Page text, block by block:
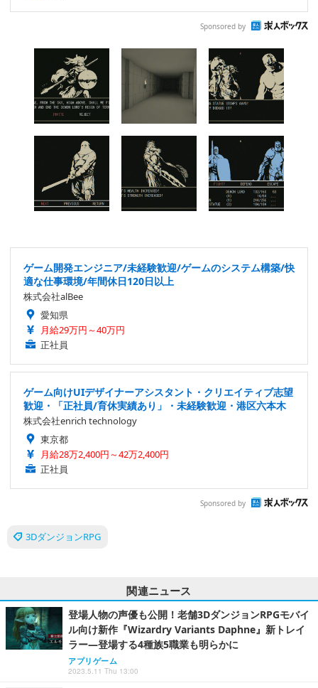
Sponsored by
ゲーム開発エンジニア/未経験歓迎/ゲームのシステム構築/快
適な仕事環境/年間休日120日以上
株式会社alBee
愛知県
月給29万円～40万円
正社員
ゲーム向けUIデザイナーアシスタント・クリエイティブ志望
歓迎・「正社員/育休実績あり」・未経験歓迎・港区六本木
株式会社enrich technology
東京都
月給28万2,400円～42万2,400円
正社員
Sponsored by
3DダンジョンRPG
関連ニュース
登場人物の声優も公開！老舗3DダンジョンRPGモバイ
ル向け新作『Wizardry Variants Daphne』新トレイ
ラー―登場する4種族5職業も明らかに
アプリゲーム
2023.5.11 Thu 13:00